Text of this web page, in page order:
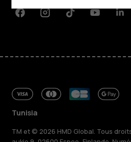
FacebookInstagramTiktokYoutube
Tunisia
TM et © 2026 HMD Global. Tous